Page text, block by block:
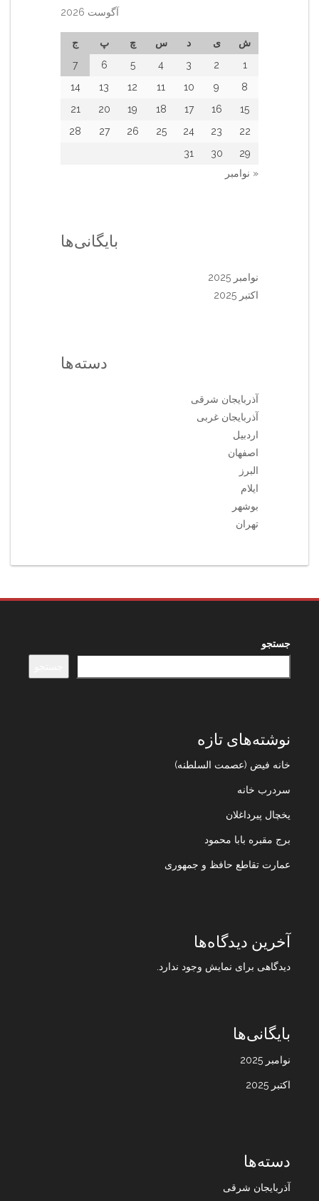
آگوست 2026
ش ی د س چ پ
ج
1
2
3
4
5
6
7
8
9
10
11
12
13
14
15
16
17
18
19
20
21
22
23
24
25
26
27
28
29
30
31
« نوامبر
بایگانی‌ها
نوامبر 2025
اکتبر 2025
دسته‌ها
آذربایجان شرقی
آذربایجان غربی
اردبیل
اصفهان
البرز
ایلام
بوشهر
تهران
جستجو
نوشته‌های تازه
خانه فیض (عصمت السلطنه)
سردرب خانه
یخچال پیرداغلان
برج مقبره بابا محمود
عمارت تقاطع حافظ و جمهوری
آخرین دیدگاه‌ها
دیدگاهی برای نمایش وجود ندارد.
بایگانی‌ها
نوامبر 2025
اکتبر 2025
دسته‌ها
آذربایجان شرقی